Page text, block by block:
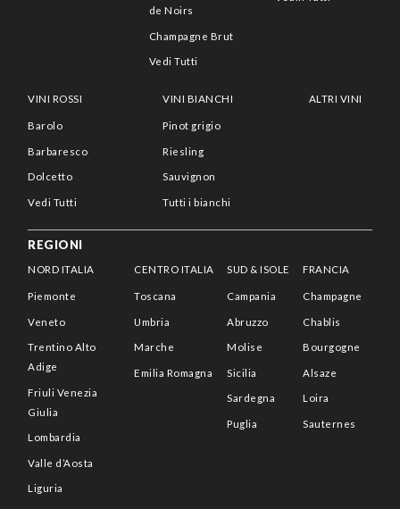
de Noirs
Champagne Brut
Vedi Tutti
VINI ROSSI
Barolo
Barbaresco
Dolcetto
Vedi Tutti
VINI BIANCHI
Pinot grigio
Riesling
Sauvignon
Tutti i bianchi
ALTRI VINI
REGIONI
NORD ITALIA
Piemonte
Veneto
Trentino Alto
Adige
Friuli Venezia
Giulia
Lombardia
Valle d’Aosta
Liguria
CENTRO ITALIA
Toscana
Umbria
Marche
Emilia Romagna
SUD & ISOLE
Campania
Abruzzo
Molise
Sicilia
Sardegna
Puglia
FRANCIA
Champagne
Chablis
Bourgogne
Alsaze
Loira
Sauternes